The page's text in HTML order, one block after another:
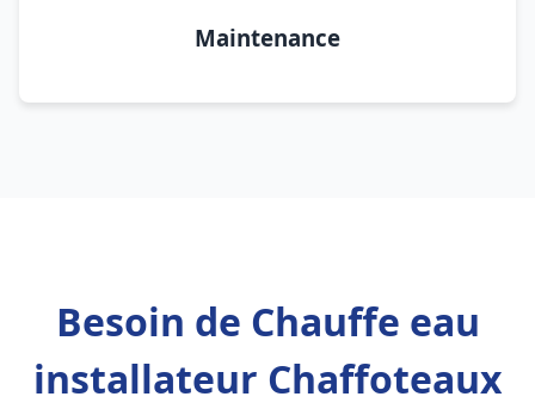
Maintenance
Besoin de Chauffe eau
installateur Chaffoteaux